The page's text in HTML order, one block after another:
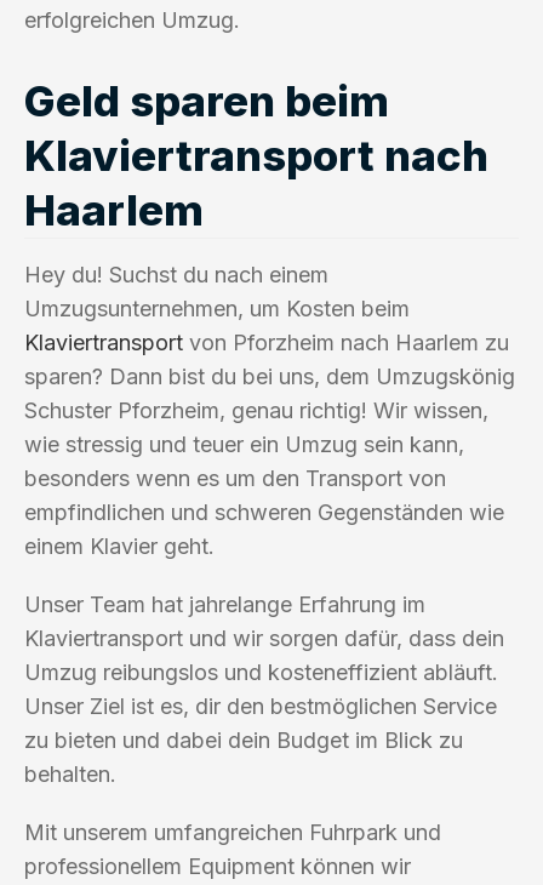
erfolgreichen Umzug.
Geld sparen beim
Klaviertransport nach
Haarlem
Hey du! Suchst du nach einem
Umzugsunternehmen, um Kosten beim
Klaviertransport von Pforzheim nach Haarlem zu
sparen? Dann bist du bei uns, dem Umzugskönig
Schuster Pforzheim, genau richtig! Wir wissen,
wie stressig und teuer ein Umzug sein kann,
besonders wenn es um den Transport von
empfindlichen und schweren Gegenständen wie
einem Klavier geht.
Unser Team hat jahrelange Erfahrung im
Klaviertransport und wir sorgen dafür, dass dein
Umzug reibungslos und kosteneffizient abläuft.
Unser Ziel ist es, dir den bestmöglichen Service
zu bieten und dabei dein Budget im Blick zu
behalten.
Mit unserem umfangreichen Fuhrpark und
professionellem Equipment können wir